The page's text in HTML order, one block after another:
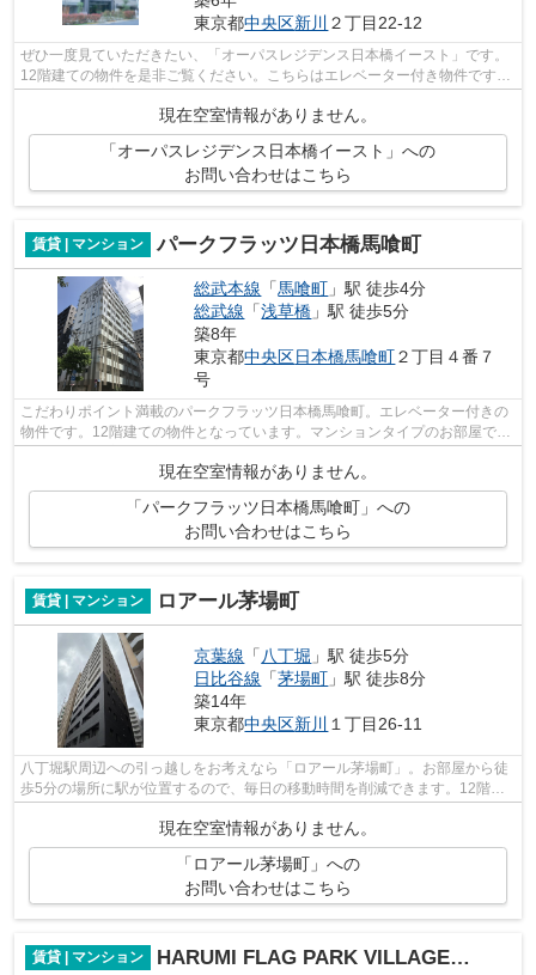
東京都中央区新川 ２丁目22-12
ぜひ一度見ていただきたい、「オーパスレジデンス日本橋イースト」です。
12階建ての物件を是非ご覧ください。こちらはエレベーター付き物件です。
現在空室情報がありません。
「オーパスレジデンス日本橋イースト」への
お問い合わせはこちら
賃貸 | マンション パークフラッツ日本橋馬喰町
総武本線 「馬喰町 」駅 徒歩4分
総武線 「浅草橋 」駅 徒歩5分
築8年
東京都中央区日本橋馬喰町２丁目４番７
号
こだわりポイント満載のパークフラッツ日本橋馬喰町。エレベーター付きの
物件です。12階建ての物件となっています。マンションタイプのお部屋で
現在空室情報がありません。
「パークフラッツ日本橋馬喰町」への
お問い合わせはこちら
賃貸 | マンション ロアール茅場町
京葉線 「 八丁堀 」駅 徒歩5分
日比谷線 「茅場町 」駅 徒歩8分
築14年
東京都中央区新川 １丁目26-11
八丁堀駅周辺への引っ越しをお考えなら「ロアール茅場町」。お部屋から徒
歩5分の場所に駅が位置するので、毎日の移動時間を削減できます。12階建
現在空室情報がありません。
「ロアール茅場町」への
お問い合わせはこちら
賃貸 | マンション HARUMI FLAG PARK VILLAGE F棟